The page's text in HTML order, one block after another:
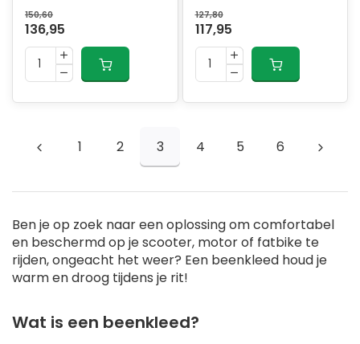
150,60
136,95
127,80
117,95
1 2 3 4 5 6
Ben je op zoek naar een oplossing om comfortabel
en beschermd op je scooter, motor of fatbike te
rijden, ongeacht het weer? Een beenkleed houd je
warm en droog tijdens je rit!
Wat is een beenkleed?